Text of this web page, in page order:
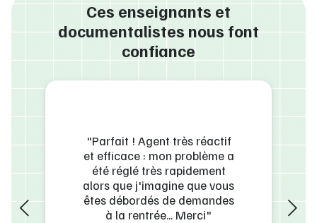
Ces enseignants et
documentalistes nous font
confiance
qui
"Parfait ! Agent très réactif
et efficace : mon problème a
été réglé très rapidement
alors que j'imagine que vous
êtes débordés de demandes
à la rentrée... Merci"